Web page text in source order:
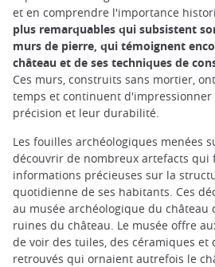
et en comprendre l'importance
plus remarquables qui subsistent
murs de pierre, qui témoignent
château et de ses techniques de
Ces murs, construits sans mortier,
temps et continuent
précision et leur durabilité.
Les fouilles archéologiques menées
découvrir de nombreux artefacts qui
informations précieuses sur la
quotidienne de ses habitants. Ces
au musée archéologique du château
ruines du château. Le musée offre
de voir des tuiles, des céramiques et
retrouvés qui ornaient autrefois le